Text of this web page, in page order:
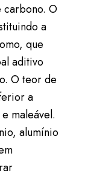
O
a
que
aditivo
O teor de
a
maleável.
alumínio